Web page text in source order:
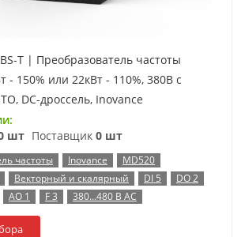
T | Преобразователь частоты
- 150% или 22кВт - 110%, 380В с
DC-дроссель, Inovance
шт Поставщик 0 шт
частоты Inovance
MD520
Векторный и скалярный DI 5
DO 2
AO 1 F 3 380…480 В AC